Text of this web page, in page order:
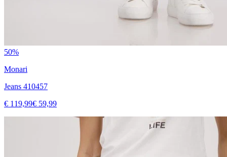
50%
Monari
Jeans 410457
€ 119,99€ 59,99